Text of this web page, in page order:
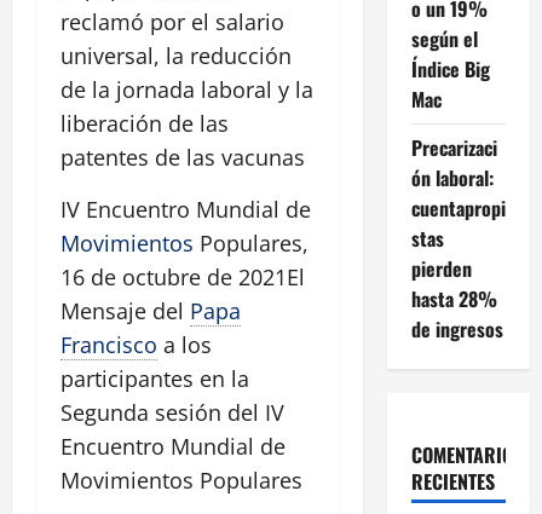
reclamó por el salario
universal, la reducción
de la jornada laboral y la
liberación de las
patentes de las vacunas
IV Encuentro Mundial de
Movimientos Populares,
16 de octubre de 2021El
Mensaje del Papa
Francisco a los
participantes en la
Segunda sesión del IV
Encuentro Mundial de
Movimientos Populares
o un 19%
según el
Índice Big
Mac
Precarizaci
ón laboral:
cuentapropi
stas
pierden
hasta 28%
de ingresos
COMENTARIOS
RECIENTES